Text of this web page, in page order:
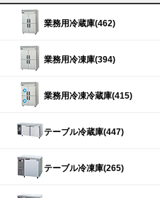
業務用冷蔵庫(462)
業務用冷凍庫(394)
業務用冷凍冷蔵庫(415)
テーブル冷蔵庫(447)
テーブル冷凍庫(265)